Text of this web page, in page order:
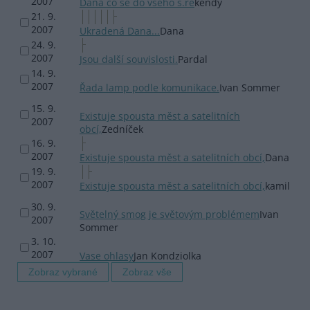
21. 9.
2007
Ukradená Dana...Dana
24. 9.
2007
Jsou další souvislosti.Pardal
14. 9.
2007
Řada lamp podle komunikace.Ivan Sommer
15. 9.
2007
Existuje spousta měst a satelitních
obcí,Zedníček
16. 9.
2007
Existuje spousta měst a satelitních obcí,Dana
19. 9.
2007
Existuje spousta měst a satelitních obcí,kamil
30. 9.
2007
Světelný smog je světovým problémemIvan
Sommer
3. 10.
2007
Vase ohlasyJan Kondziolka